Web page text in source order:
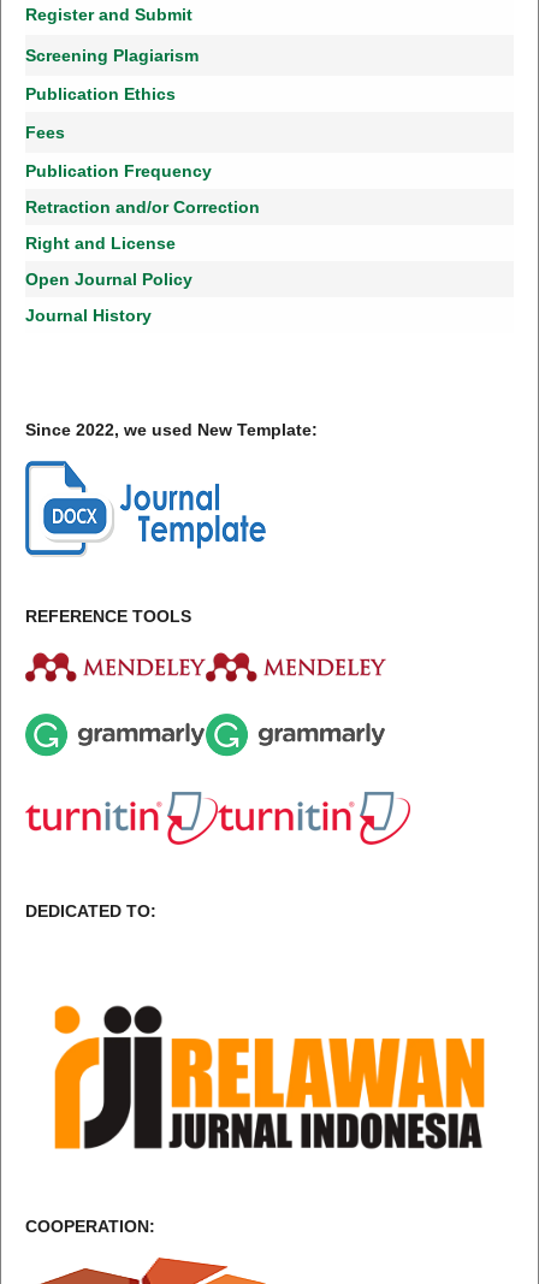
Register and Submit
Screening Plagiarism
Publication Ethics
Fees
Publication Frequency
Retraction and/or Correction
Right and License
Open Journal Policy
Journal History
Since 2022, we used New Template:
REFERENCE TOOLS
DEDICATED TO:
COOPERATION: